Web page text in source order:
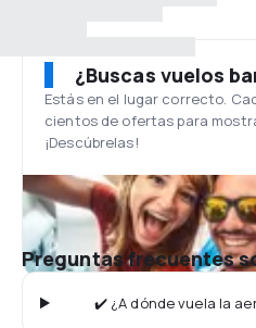
¿Buscas vuelos
Estás en el lugar correcto.
cientos de ofertas para
¡Descúbrelas!
Preguntas frecuentes
✔️ ¿A dónde vuela la